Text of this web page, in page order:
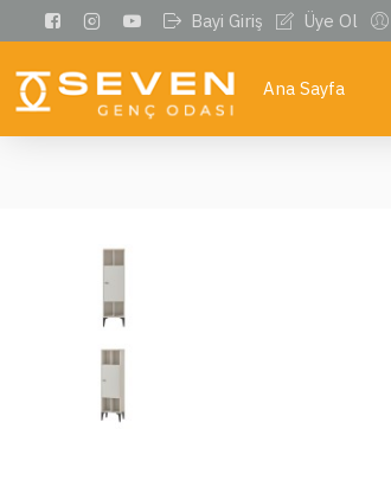
Bayi Giriş Üye Ol
Ana Sayfa